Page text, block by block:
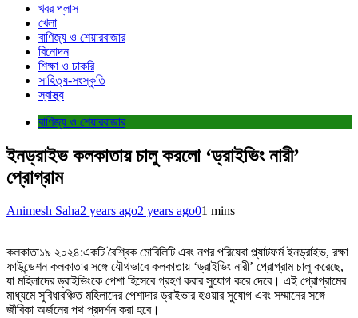
খবর প্লাস
খেলা
বাণিজ্য ও শেয়ারবাজার
বিনোদন
শিক্ষা ও চাকরি
সাহিত্য-সংস্কৃতি
স্বাস্থ্য
বাণিজ্য ও শেয়ারবাজার
ইনড্রাইভ কলকাতায় চালু করলো ‘ড্রাইভিং নারী’
প্রোগ্রাম
Animesh Saha2 years ago2 years ago01 mins
কলকাতা১৯ ২০২৪:একটি বৈশ্বিক মোবিলিটি এবং নগর পরিষেবা প্ল্যাটফর্ম ইনড্রাইভ, রক্ষা
ফাউন্ডেশন কলকাতার সঙ্গে যৌথভাবে কলকাতায় ‘ড্রাইভিং নারী’ প্রোগ্রাম চালু করেছে,
যা মহিলাদের ড্রাইভিংকে পেশা হিসেবে গ্রহণ করার সুযোগ করে দেবে। এই প্রোগ্রামের
মাধ্যমে সুবিধাবঞ্চিত মহিলাদের পেশাদার ড্রাইভার হওয়ার সুযোগ এবং সম্মানের সঙ্গে
জীবিকা অর্জনের পথ প্রদর্শন করা হবে।